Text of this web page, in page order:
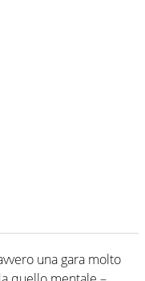
una gara molto